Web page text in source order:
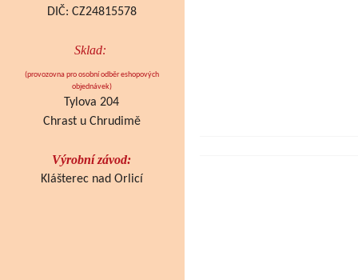
DIČ: CZ24815578
Sklad:
(provozovna pro osobní odběr eshopových
objednávek)
Tylova 204
Chrast u Chrudimě
Výrobní závod:
Klášterec nad Orlicí